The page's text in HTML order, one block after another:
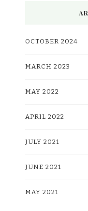
OCTOBER 2024
MARCH 2023
MAY 2022
APRIL 2022
JULY 2021
JUNE 2021
MAY 2021